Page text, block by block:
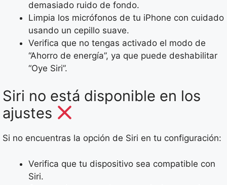
demasiado ruido de fondo.
Limpia los micrófonos de tu iPhone con cuidado
usando un cepillo suave.
Verifica que no tengas activado el modo de
“Ahorro de energía”, ya que puede deshabilitar
“Oye Siri”.
Siri no está disponible en los
ajustes
Si no encuentras la opción de Siri en tu configuración:
Verifica que tu dispositivo sea compatible con
Siri.